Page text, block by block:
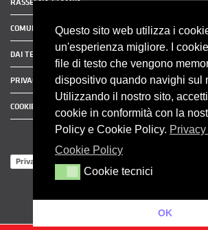
COMUNICATI STAMPA
DAI TERRITORI
PRIVACY POLICY
COOKIE POLICY
Privacy Policy
Questo sito web utilizza i
un'esperienza migliore. I
file di testo che vengono
dispositivo quando navighi sul
Utilizzando il nostro sito,
cookie in conformità con la
Policy e Cookie Policy.
Cookie Policy
Cookie tecnici
Cookie tecnici
OK